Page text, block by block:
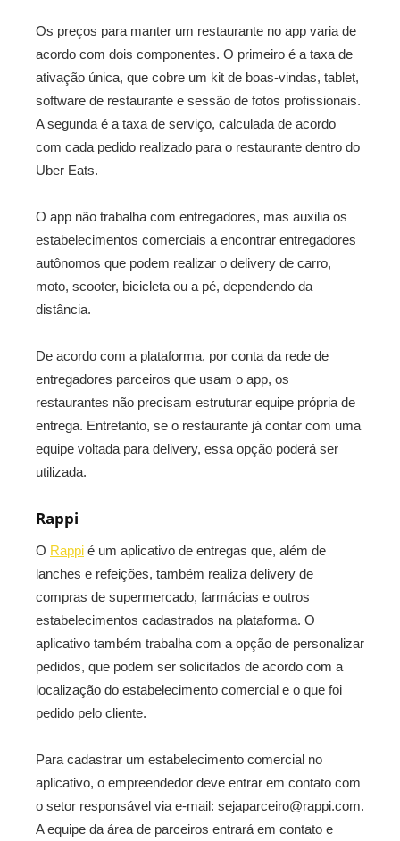
Os preços para manter um restaurante no app varia de
acordo com dois componentes. O primeiro é a taxa de
ativação única, que cobre um kit de boas-vindas, tablet,
software de restaurante e sessão de fotos profissionais.
A segunda é a taxa de serviço, calculada de acordo
com cada pedido realizado para o restaurante dentro do
Uber Eats.
O app não trabalha com entregadores, mas auxilia os
estabelecimentos comerciais a encontrar entregadores
autônomos que podem realizar o delivery de carro,
moto, scooter, bicicleta ou a pé, dependendo da
distância.
De acordo com a plataforma, por conta da rede de
entregadores parceiros que usam o app, os
restaurantes não precisam estruturar equipe própria de
entrega. Entretanto, se o restaurante já contar com uma
equipe voltada para delivery, essa opção poderá ser
utilizada.
Rappi
O Rappi é um aplicativo de entregas que, além de
lanches e refeições, também realiza delivery de
compras de supermercado, farmácias e outros
estabelecimentos cadastrados na plataforma. O
aplicativo também trabalha com a opção de personalizar
pedidos, que podem ser solicitados de acordo com a
localização do estabelecimento comercial e o que foi
pedido pelo cliente.
Para cadastrar um estabelecimento comercial no
aplicativo, o empreendedor deve entrar em contato com
o setor responsável via e-mail: sejaparceiro@rappi.com.
A equipe da área de parceiros entrará em contato e